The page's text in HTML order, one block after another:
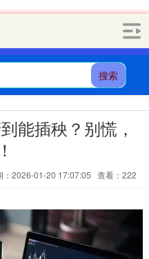
搜索
能插秧？别慌，
：2026-01-20 17:07:05 查看：222